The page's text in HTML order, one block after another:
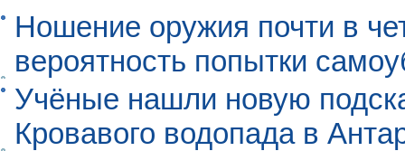
Ношение оружия почти в
вероятность попытки
Учёные нашли новую
Кровавого водопада в